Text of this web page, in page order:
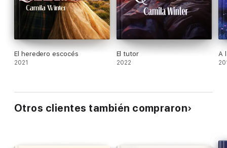
El heredero escocés
2021
El tutor
2022
A
Otros clientes también compraron